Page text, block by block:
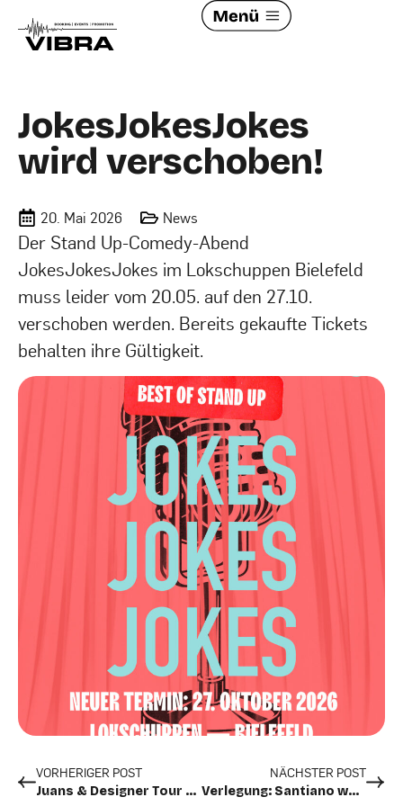
JokesJokesJokes
wird verschoben!
20. Mai 2026 News
Der Stand Up-Comedy-Abend
JokesJokesJokes im Lokschuppen Bielefeld
muss leider vom 20.05. auf den 27.10.
verschoben werden. Bereits gekaufte Tickets
behalten ihre Gültigkeit.
VORHERIGER POST
Juans & Designer Tour von Mowgli018 & Albozz wird abgesagt!
NÄCHSTER POST
Verlegung: Santiano wechselt den Spielort